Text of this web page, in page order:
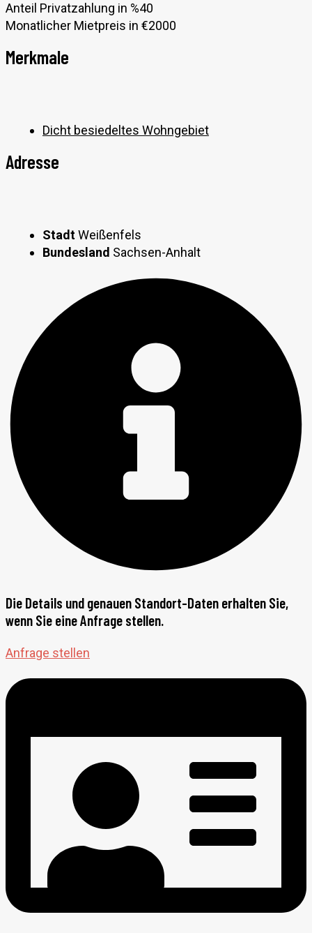
Anteil Privatzahlung in %40
Monatlicher Mietpreis in €2000
Merkmale
Dicht besiedeltes Wohngebiet
Adresse
StadtWeißenfels
Bundesland Sachsen-Anhalt
Die Details und genauen Standort-Daten erhalten Sie,
wenn Sie eine Anfrage stellen.
Anfrage stellen